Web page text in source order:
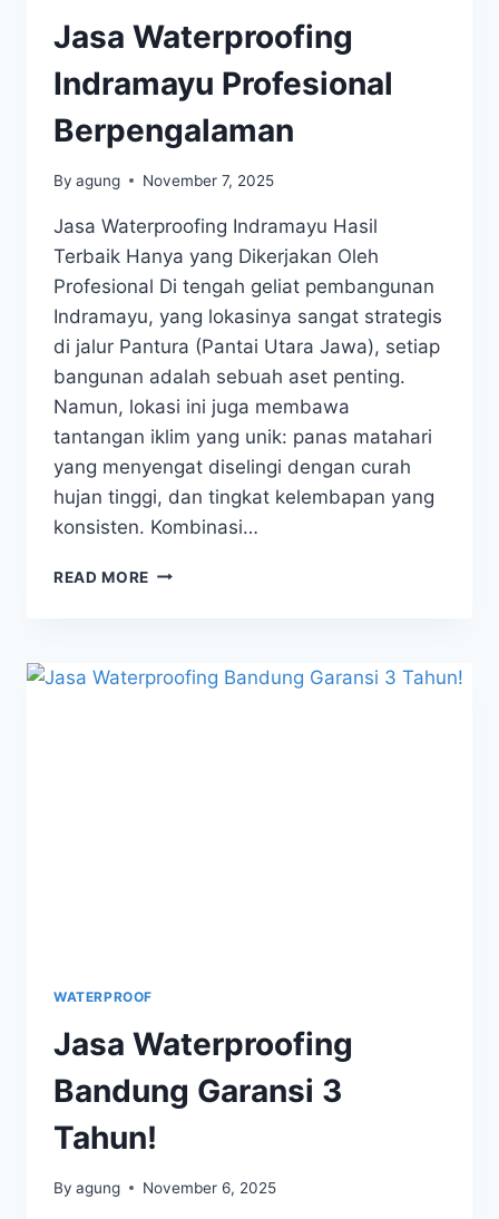
Jasa Waterproofing
Indramayu Profesional
Berpengalaman
By agung November 7, 2025
Jasa Waterproofing Indramayu Hasil
Terbaik Hanya yang Dikerjakan Oleh
Profesional Di tengah geliat pembangunan
Indramayu, yang lokasinya sangat strategis
di jalur Pantura (Pantai Utara Jawa), setiap
bangunan adalah sebuah aset penting.
Namun, lokasi ini juga membawa
tantangan iklim yang unik: panas matahari
yang menyengat diselingi dengan curah
hujan tinggi, dan tingkat kelembapan yang
konsisten. Kombinasi…
READ MORE
WATERPROOF
Jasa Waterproofing
Bandung Garansi 3
Tahun!
By agung November 6, 2025